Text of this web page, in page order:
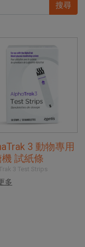
搜尋
3 動物專用
機 試紙條
3 Test Strips
多